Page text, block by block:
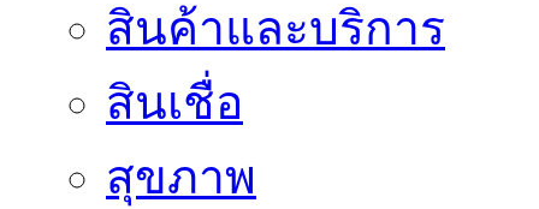
สินค้าและบริการ
สินเชื่อ
สุขภาพ